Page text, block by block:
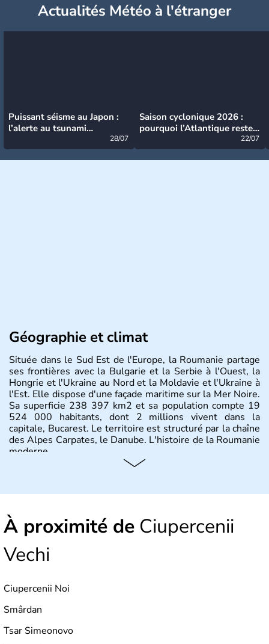
Actualités Météo à l'étranger
Puissant séisme au Japon :
l’alerte au tsunami
28/07
Saison cyclonique 2026 :
pourquoi l’Atlantique reste
22/07
Géographie et climat
Située dans le Sud Est de l'Europe, la Roumanie partage
ses frontières avec la Bulgarie et la Serbie à l'Ouest, la
Hongrie et l'Ukraine au Nord et la Moldavie et l'Ukraine à
l'Est. Elle dispose d'une façade maritime sur la Mer Noire.
Sa superficie 238 397 km2 et sa population compte 19
524 000 habitants, dont 2 millions vivent dans la
capitale, Bucarest. Le territoire est structuré par la chaîne
des Alpes Carpates, le Danube. L'histoire de la Roumanie
moderne.
À proximité de Ciupercenii
Vechi
Ciupercenii Noi
Smârdan
Tsar Simeonovo